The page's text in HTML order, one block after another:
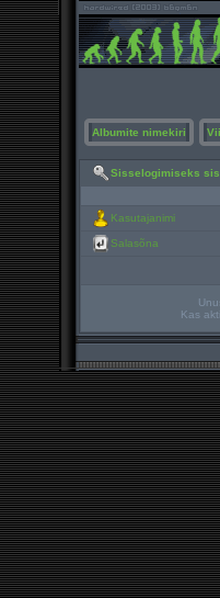
Albumite nimekiri
Sisselogimiseks
Kasutajanimi
Salasõna
Kas